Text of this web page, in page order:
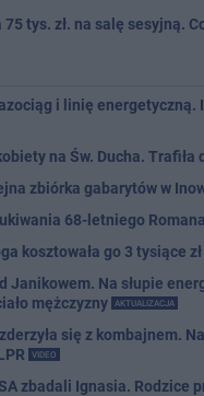
tys. zł. na salę sesyjną.
i linię energetyczną.
na Św. Ducha. Trafiła
zbiórka gabarytów w
68-letniego
kosztowała go 3 tysiące zł
Janikowem. Na słupie
mężczyzny
AKTUALIZACJA
się z kombajnem.
VIDEO
zbadali Ignasia. Rodzice